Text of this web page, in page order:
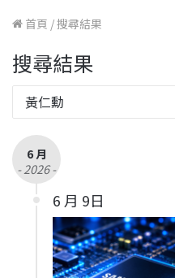
首頁 /搜尋結果
搜尋結果
6 月
- 2026 -
6 月 9日